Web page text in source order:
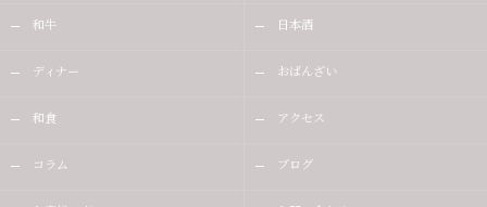
和牛 日本酒
ディナー おばんざい
和食 アクセス
コラム ブログ